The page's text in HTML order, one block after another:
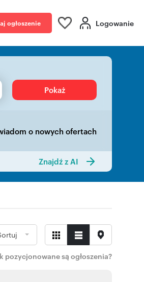
ogłoszenie Logowanie
Pokaż
o nowych ofertach
Znajdź z AI
pozycjonowane są ogłoszenia?